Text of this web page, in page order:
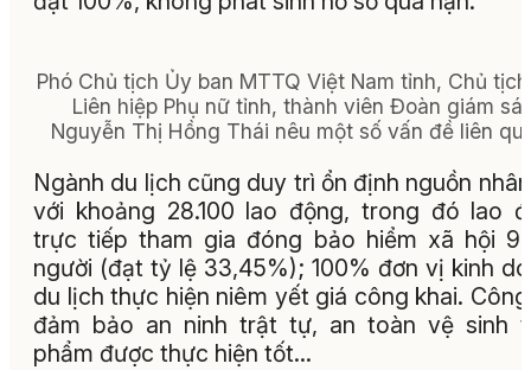
Phó Chủ tịch Ủy ban MTTQ Việt Nam tỉnh, Chủ
Liên hiệp Phụ nữ tỉnh, thành viên Đoàn giám sát
Nguyễn Thị Hồng Thái nêu một số vấn đề liên
Ngành du lịch cũng duy trì ổn định nguồn
với khoảng 28.100 lao động, trong đó lao
trực tiếp tham gia đóng bảo hiểm xã hội
người (đạt tỷ lệ 33,45%); 100% đơn vị kinh
du lịch thực hiện niêm yết giá công khai.
đảm bảo an ninh trật tự, an toàn vệ sinh
phẩm được thực hiện tốt…